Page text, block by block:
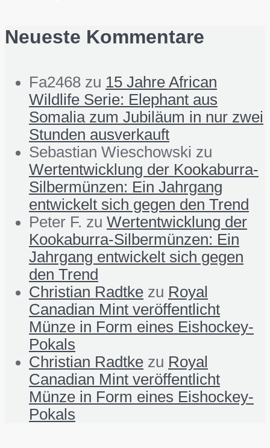
Neueste Kommentare
Fa2468 zu 15 Jahre African
Wildlife Serie: Elephant aus
Somalia zum Jubiläum in nur zwei
Stunden ausverkauft
Sebastian Wieschowski zu
Wertentwicklung der Kookaburra-
Silbermünzen: Ein Jahrgang
entwickelt sich gegen den Trend
Peter F. zu Wertentwicklung der
Kookaburra-Silbermünzen: Ein
Jahrgang entwickelt sich gegen
den Trend
Christian Radtke zu Royal
Canadian Mint veröffentlicht
Münze in Form eines Eishockey-
Pokals
Christian Radtke zu Royal
Canadian Mint veröffentlicht
Münze in Form eines Eishockey-
Pokals